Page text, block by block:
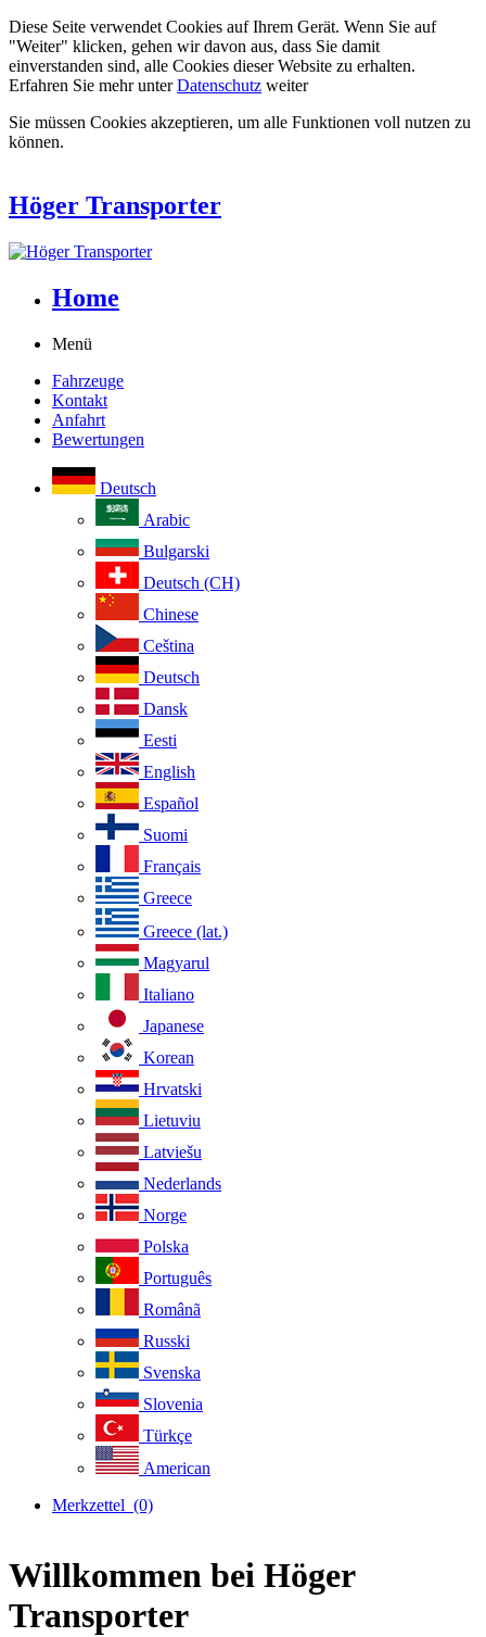
Diese Seite verwendet Cookies auf Ihrem Gerät. Wenn Sie auf
"Weiter" klicken, gehen wir davon aus, dass Sie damit
einverstanden sind, alle Cookies dieser Website zu erhalten.
Erfahren Sie mehr unterDatenschutz weiter
Sie müssen Cookies akzeptieren, um alle Funktionen voll nutzen zu
können.
Höger Transporter
Home
Menü
Fahrzeuge
Kontakt
Anfahrt
Bewertungen
Deutsch
Arabic
Bulgarski
Deutsch (CH)
Chinese
Ceština
Deutsch
Dansk
Eesti
English
Español
Suomi
Français
Greece
Greece (lat.)
Magyarul
Italiano
Japanese
Korean
Hrvatski
Lietuviu
Latviešu
Nederlands
Norge
Polska
Português
Românã
Russki
Svenska
Slovenia
Türkçe
American
Merkzettel (0)
Willkommen bei Höger
Transporter